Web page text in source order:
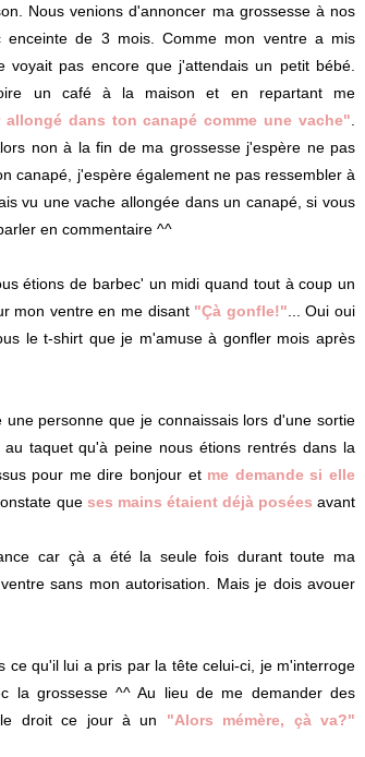
Nous venions d'annoncer ma grossesse à nos
de 3 mois. Comme mon ventre a mis
pas encore que j'attendais un petit bébé.
un café à la maison et en repartant me
dans ton canapé comme une vache"
non à la fin de ma grossesse j'espère ne pas
canapé, j'espère également ne pas ressembler à
vu une vache allongée dans un canapé, si vous
en commentaire ^^
étions de barbec' un midi quand tout à coup un
mon ventre en me disant "Çà gonfle!" ... Oui oui
le t-shirt que je m'amuse à gonfler mois après
personne que je connaissais lors d'une sortie
taquet qu'à peine nous étions rentrés dans la
pour me dire bonjour et me demande si elle
que ses mains étaient déjà poséesavant
car çà a été la seule fois durant toute ma
sans mon autorisation. Mais je dois avouer
ce qu'il lui a pris par la tête celui-ci, je m'interroge
la grossesse ^^ Au lieu de me demander des
le droit ce jour à un "Alors mémère, çà va?"